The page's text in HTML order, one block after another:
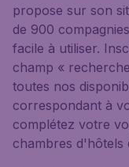
propose sur son
de 900
facile à utiliser.
champ «
toutes nos
correspondant à
complétez votre
chambres d'hôtels